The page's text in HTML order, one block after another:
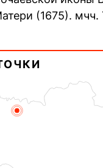
(1675).
Фео́дора...